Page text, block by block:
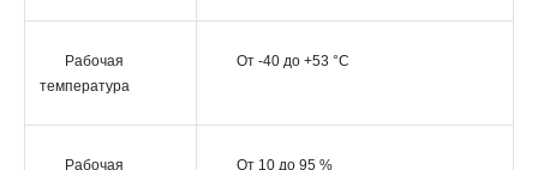
Рабочая
температура
От -40 до +53 °C
Рабочая От 10 до 95 %